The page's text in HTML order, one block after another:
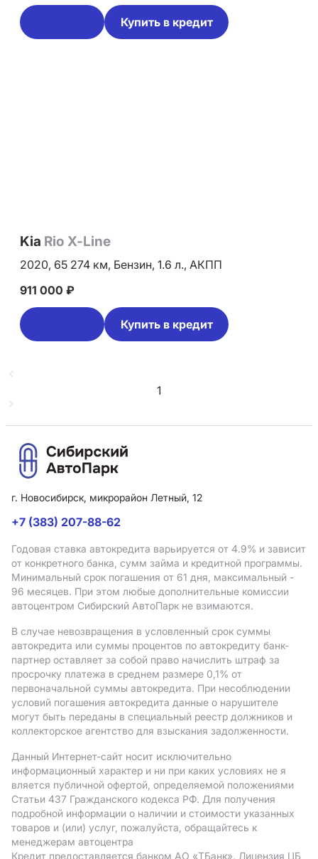
Купить в кредит
Kia Rio X-Line
2020, 65 274 км, Бензин, 1.6 л., АКПП
911 000 ₽
Купить в кредит
1
г. Новосибирск, микрорайон Летный, 12
+7 (383) 207-88-62
Годовая ставка автокредита варьируется от 4.9% и зависит
от конкретного банка, сумм займа и кредитной программы.
Минимальный срок погашения от 61 дня, максимальный -
96 месяцев. При этом любые дополнительные комиссии
автоцентром Сибирский АвтоПарк не взимаются.
В случае невозвращения в условленный срок суммы
автокредита или суммы процентов по автокредиту банк-
партнер оставляет за собой право начислить штраф за
просрочку платежа в среднем размере 0,1% от
первоначальной суммы автокредита. При несоблюдении
условий погашения автокредита данные о нарушителе
могут быть переданы в специальный реестр должников и
коллекторское агентство для взыскания задолженности.
Данный Интернет-сайт носит исключительно
информационный характер и ни при каких условиях не я
вляется публичной офертой, определяемой положениями
Статьи 437 Гражданского кодекса РФ. Для получения
подробной информации о наличии и стоимости указанных
товаров и (или) услуг, пожалуйста, обращайтесь к
менеджерам автоцентра
Кредит предоставляется банком АO «ТБанк». Лицензия ЦБ